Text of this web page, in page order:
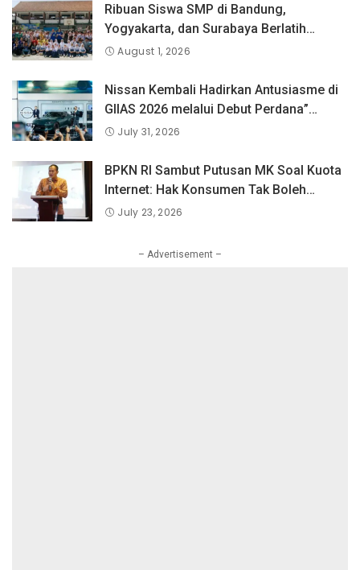
Ribuan Siswa SMP di Bandung,
Yogyakarta, dan Surabaya Berlatih
Langsung Bersama Atlet Voli Nasional di
Nation 2026.
August 1, 2026
Nissan Kembali Hadirkan Antusiasme di
GIIAS 2026 melalui Debut Perdana”
Fairlady Z di Indonesia”
July 31, 2026
BPKN RI Sambut Putusan MK Soal Kuota
Internet: Hak Konsumen Tak Boleh
Hangus Sepihak
July 23, 2026
– Advertisement –